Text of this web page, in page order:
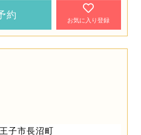
約
お気に入り登録